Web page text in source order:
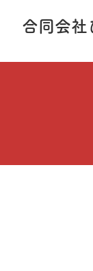
合同会社